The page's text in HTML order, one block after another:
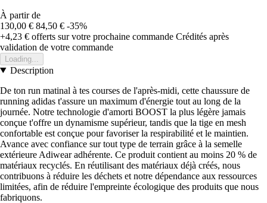
À partir de
130,00 € 84,50 € -35%
+4,23 € offerts sur votre prochaine commande Crédités après
validation de votre commande
Loading...
Description
De ton run matinal à tes courses de l'après-midi, cette chaussure de
running adidas t'assure un maximum d'énergie tout au long de la
journée. Notre technologie d'amorti BOOST la plus légère jamais
conçue t'offre un dynamisme supérieur, tandis que la tige en mesh
confortable est conçue pour favoriser la respirabilité et le maintien.
Avance avec confiance sur tout type de terrain grâce à la semelle
extérieure Adiwear adhérente. Ce produit contient au moins 20 % de
matériaux recyclés. En réutilisant des matériaux déjà créés, nous
contribuons à réduire les déchets et notre dépendance aux ressources
limitées, afin de réduire l'empreinte écologique des produits que nous
fabriquons.